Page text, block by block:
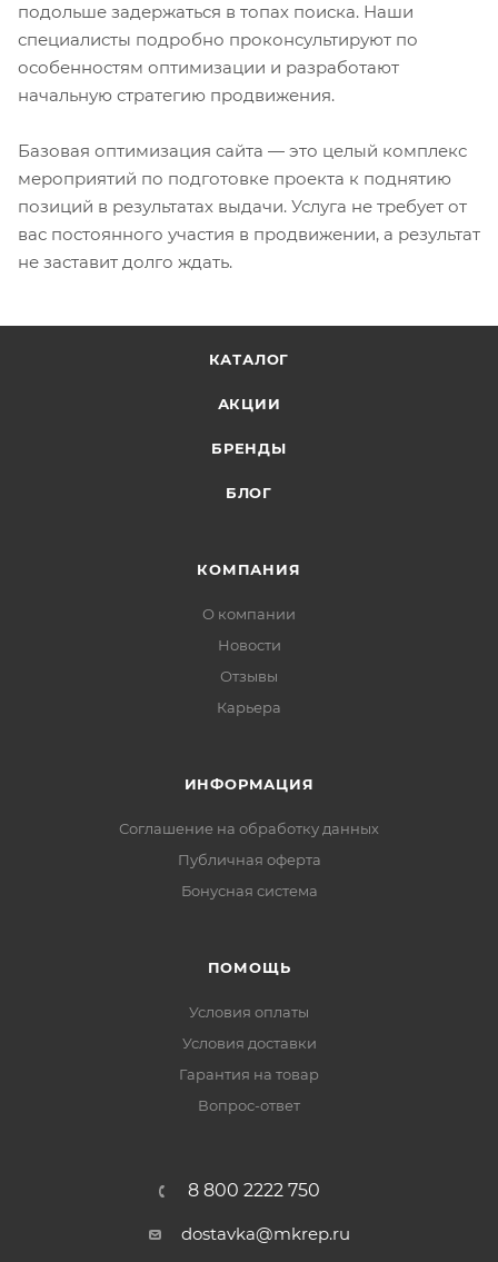
подольше задержаться в топах поиска. Наши
специалисты подробно проконсультируют по
особенностям оптимизации и разработают
начальную стратегию продвижения.
Базовая оптимизация сайта — это целый комплекс
мероприятий по подготовке проекта к поднятию
позиций в результатах выдачи. Услуга не требует от
вас постоянного участия в продвижении, а результат
не заставит долго ждать.
КАТАЛОГ
АКЦИИ
БРЕНДЫ
БЛОГ
КОМПАНИЯ
О компании
Новости
Отзывы
Карьера
ИНФОРМАЦИЯ
Соглашение на обработку данных
Публичная оферта
Бонусная система
ПОМОЩЬ
Условия оплаты
Условия доставки
Гарантия на товар
Вопрос-ответ
8 800 2222 750
dostavka@mkrep.ru